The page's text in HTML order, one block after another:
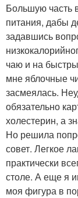
Большую часть
питания, дабы
задавшись
чаю и на
мне яблочные
засмеялась.
обязательно
холестерин, а
Но решила
совет. Легкое
практически
столе. А еще я
моя фигура в